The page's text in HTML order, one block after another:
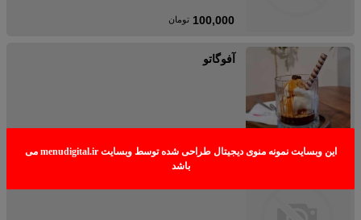
100,000 تومان
آفوگاتو